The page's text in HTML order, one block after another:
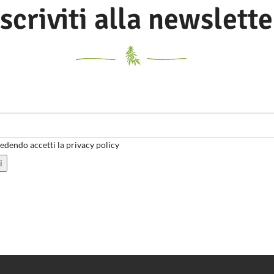
alla
accetti la privacy policy